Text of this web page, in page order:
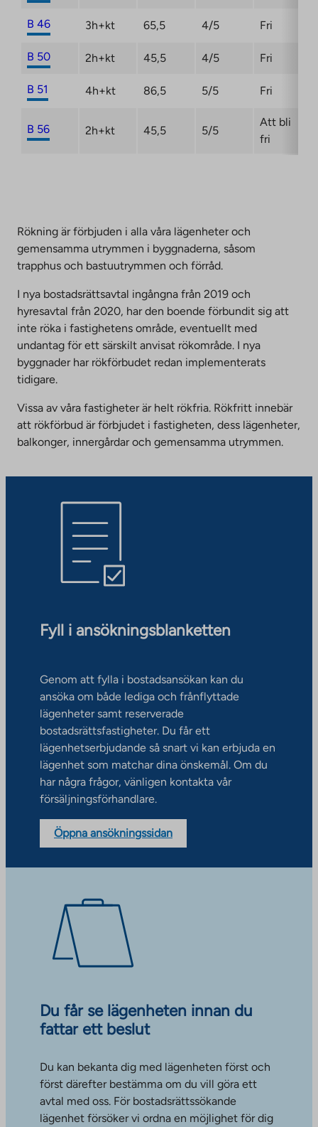
B 46 3h+kt 65,5 4/5 Fri
B 50 2h+kt 45,5 4/5 Fri
B 51 4h+kt 86,5 5/5 Fri
B 56 2h+kt 45,5 5/5
Att bli
fri
Rökning är förbjuden i alla våra lägenheter och
gemensamma utrymmen i byggnaderna, såsom
trapphus och bastuutrymmen och förråd.
I nya bostadsrättsavtal ingångna från 2019 och
hyresavtal från 2020, har den boende förbundit sig att
inte röka i fastighetens område, eventuellt med
undantag för ett särskilt anvisat rökområde. I nya
byggnader har rökförbudet redan implementerats
tidigare.
Vissa av våra fastigheter är helt rökfria. Rökfritt innebär
att rökförbud är förbjudet i fastigheten, dess lägenheter,
balkonger, innergårdar och gemensamma utrymmen.
Fyll i ansökningsblanketten
Genom att fylla i bostadsansökan kan du
ansöka om både lediga och frånflyttade
lägenheter samt reserverade
bostadsrättsfastigheter. Du får ett
lägenhetserbjudande så snart vi kan erbjuda en
lägenhet som matchar dina önskemål. Om du
har några frågor, vänligen kontakta vår
försäljningsförhandlare.
Öppna ansökningssidan
Du får se lägenheten innan du
fattar ett beslut
Du kan bekanta dig med lägenheten först och
först därefter bestämma om du vill göra ett
avtal med oss. För bostadsrättssökande
lägenhet försöker vi ordna en möjlighet för dig